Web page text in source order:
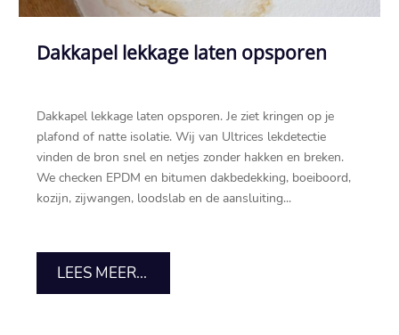
Dakkapel lekkage laten opsporen
Dakkapel lekkage laten opsporen.​ Je ziet kringen op je
plafond of natte isolatie.​ Wij van Ultrices lekdetectie
vinden de bron snel en netjes zonder hakken en breken.​
We checken EPDM en bitumen dakbedekking, boeiboord,
kozijn, zijwangen, loodslab en de aansluiting...
LEES MEER...